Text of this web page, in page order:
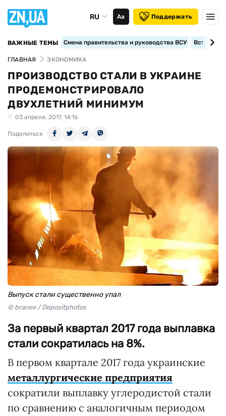
RU Аа Поддержать
ВАЖНЫЕ ТЕМЫ Смена правительства и руководства ВСУ
ГЛАВНАЯ ЭКОНОМИКА
ПРОИЗВОДСТВО СТАЛИ В УКРАИНЕ
ПРОДЕМОНСТРИРОВАЛО
ДВУХЛЕТНИЙ МИНИМУМ
03 апреля, 2017, 14:16
Поделиться
Выпуск стали существенно упал
© branex / Depositphotos
За первый квартал 2017 года выплавка
стали сократилась на 8%.
В первом квартале 2017 года украинские
металлургические предприятия
сократили выплавку углеродистой стали
по сравнению с аналогичным периодом